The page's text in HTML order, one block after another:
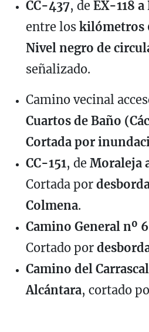
CC-437, de EX-118
entre los kilómetros
Nivel negro de
señalizado.
Camino vecinal
Cuartos de Baño
Cortada por
CC-151, de Moraleja
Cortada por
Colmena.
Camino General nº
Cortado por
Camino del
Alcántara, cortado